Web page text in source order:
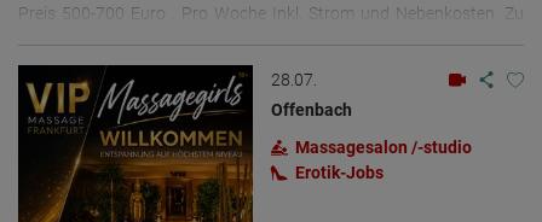
Preis 500-700 Euro . Pro Woche Inkl. Strom und Nebenkosten. Zu
Whirlpool -WLAN -Smart TV -Waschmaschine Weitere Infos und
Terminabsprachen: +49-152-26969695
28.07.
Offenbach
Massagesalon /-studio
Erotik-Jobs